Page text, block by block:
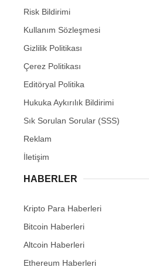
Risk Bildirimi
Kullanım Sözleşmesi
Gizlilik Politikası
Çerez Politikası
Editöryal Politika
Hukuka Aykırılık Bildirimi
Sık Sorulan Sorular (SSS)
Reklam
İletişim
HABERLER
Kripto Para Haberleri
Bitcoin Haberleri
Altcoin Haberleri
Ethereum Haberleri